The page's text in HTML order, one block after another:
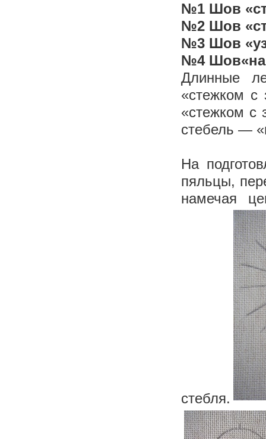
№1 Шов
№2 Шов
№3 Шов
№4 Шов
Длинные
«стежком с
«стежком с
стебель —
На
пяльцы,
намечая
стебля.